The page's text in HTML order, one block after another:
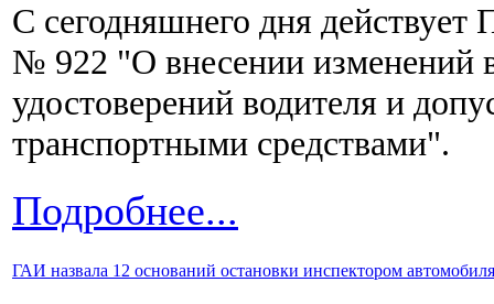
С сегодняшнего дня
№ 922 "О внесении изменений
удостоверений водителя и
транспортными средствами".
Подробнее...
ГАИ назвала 12 оснований остановки инспектором автомобиля